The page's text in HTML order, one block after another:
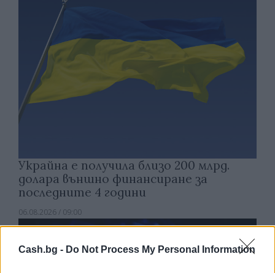
Cash.bg - Do Not Process My Personal Information
Украйна е получила близо 200 млрд.
долара външно финансиране за
последните 4 години
06.08.2026 / 09:00